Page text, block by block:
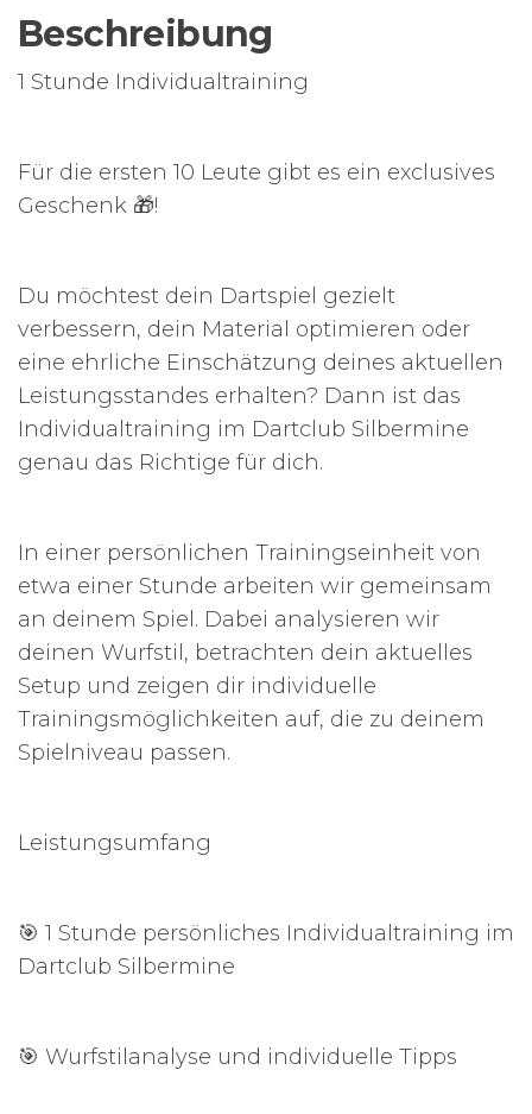
Beschreibung
1 Stunde Individualtraining
Für die ersten 10 Leute gibt es ein exclusives
Geschenk 🎁!
Du möchtest dein Dartspiel gezielt
verbessern, dein Material optimieren oder
eine ehrliche Einschätzung deines aktuellen
Leistungsstandes erhalten? Dann ist das
Individualtraining im Dartclub Silbermine
genau das Richtige für dich.
In einer persönlichen Trainingseinheit von
etwa einer Stunde arbeiten wir gemeinsam
an deinem Spiel. Dabei analysieren wir
deinen Wurfstil, betrachten dein aktuelles
Setup und zeigen dir individuelle
Trainingsmöglichkeiten auf, die zu deinem
Spielniveau passen.
Leistungsumfang
🎯 1 Stunde persönliches Individualtraining im
Dartclub Silbermine
🎯 Wurfstilanalyse und individuelle Tipps